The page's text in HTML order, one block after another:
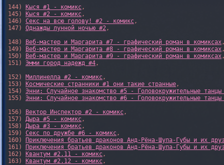
144)
Кыся #1 - комикс,
145)
Кыся #2 - комикс,
146) Секс на всю голову! #2 - комикс,
147) Однажды лунной ночью #2,
148)
Веб-мастер и Маргарита #7 - графический роман в комиксах
149)
Веб-мастер и Маргарита #8 - графический роман в комиксах
150)
Веб-мастер и Маргарита #9 - графический роман в комиксах
151) Эмми город надежд #4,
152) Миллинелла #2 - комикс,
153)
Космические странники #1 они такие странные,
154) Энни: Случайное знакомство #5 - Головокружительные
155) Энни: Случайное знакомство #6 - Головокружительные
156)
Вектор Инспектор #2 - комикс,
157) Дыра #5 - комикс,
158) Дыра #3 - комикс,
159) Секс по дружбе #6 - комикс,
160)
Приключения братьев драконов Анд-Рёна-Шупа-Губы и их
161)
Приключения братьев драконов Анд-Рёна-Шупа-Губы и их
162)
Квантум #2.11 - комикс,
163)
Квантум #2.12 - комикс,